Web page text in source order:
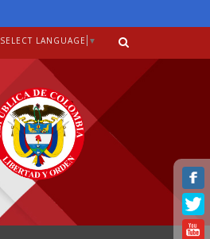
SELECT LANGUAGE ▼